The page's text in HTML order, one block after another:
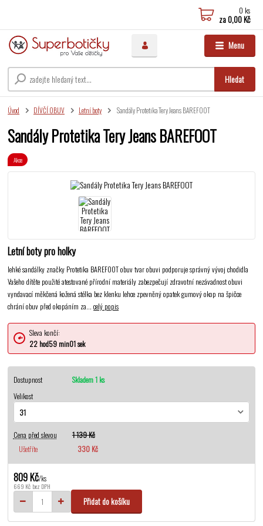
Menu
Hledat
0 ks
za0,00 Kč
Úvod DÍVČÍ OBUV Letní boty Sandály Protetika Tery Jeans BAREFOOT
Sandály Protetika Tery Jeans BAREFOOT
Akce
Letní boty pro holky
lehké sandálky značky Protetika BAREFOOT obuv tvar obuvi podporuje správný vývoj chodidla
Vašeho dítěte použité atestované přírodní materiály zabezpečují zdravotní nezávadnost obuvi
vyndavací měkčená kožená stélka bez klenku lehce zpevněný opatek gumový okop na špičce
chrání obuv před okopáním za...celý popis
Sleva končí:
22hod59min01sek
Dostupnost
Skladem 1 ks
Velikost
Cena před slevou
1 139 Kč
Ušetříte
330 Kč
809 Kč/ks
669 Kč bez DPH
Přidat do košíku